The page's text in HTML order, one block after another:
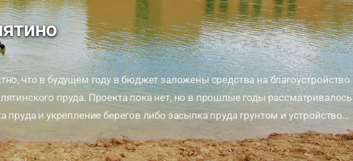
что в будущем году в бюджет заложены средства на благоустройство
пруда. Проекта пока нет, но в прошлые годы рассматривалось
пруда и укрепление берегов либо засыпка пруда грунтом и устройство